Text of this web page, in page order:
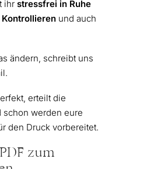
ihr stressfrei in Ruhe
und auch
ändern, schreibt uns
erteilt die
schon werden eure
den Druck vorbereitet.
zum